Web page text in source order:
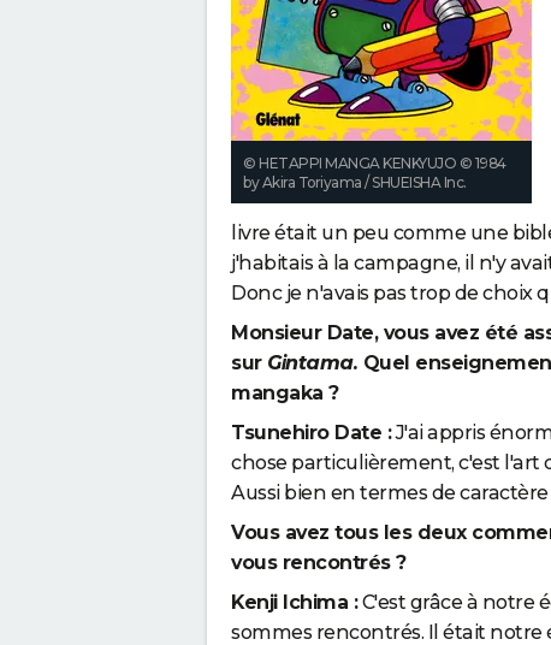
© HETAPPI MANGA KENKYUJO © 1984
by Akira Toriyama / SHUEISHA Inc.
livre était un peu comme une
j'habitais à la campagne, il n'y
Donc je n'avais pas trop de choix
Monsieur Date, vous avez été
sur Gintama. Quel
mangaka ?
Tsunehiro Date :J'ai appris
chose particulièrement, c'est l'art
Aussi bien en termes de
Vous avez tous les deux
vous rencontrés ?
Kenji Ichima :C'est grâce à notre
sommes rencontrés. Il était notre